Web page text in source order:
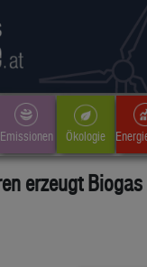
Emissionen Ökologie
erzeugt Biogas